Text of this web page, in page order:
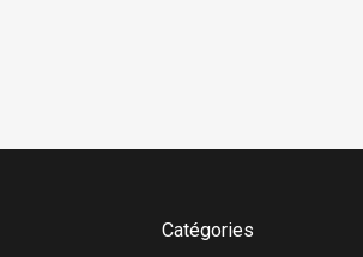
Catégories